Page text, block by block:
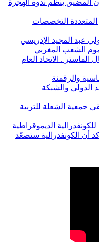
المضيق ينظم ندوة الهجرة
المتعددة التخصصات
عبد المجيد الإدريسي
الشعب المغربي
الماستر . الاتحاد العام
والرقمنة
الدولي والشبكة
الشعلة للتربية
الديموقراطية
أن الكونفدرالية ستصعّد